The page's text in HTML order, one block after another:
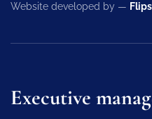
Website developed by — Flips
Executive